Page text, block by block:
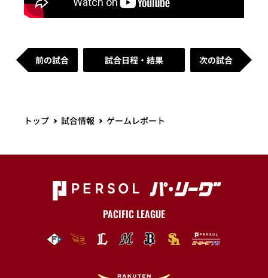
前の試合 試合日程・結果 次の試合
トップ 試合情報 ゲームレポート
PACIFIC LEAGUE